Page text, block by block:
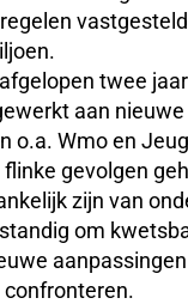
twee
aan
o.a. Wmo en
gevolgen
zijn van
om